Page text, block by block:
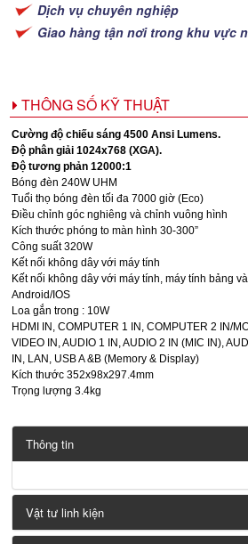
Dịch vụ chuyên nghiệp
Giao hàng tận nơi trong khu vực
THÔNG SỐ KỸ THUẬT
Cường độ chiếu sáng 4500 Ansi Lumens.
Độ phân giải 1024x768 (XGA).
Độ tương phản 12000:1
Bóng đèn 240W UHM
Tuổi thọ bóng đèn tối đa 7000 giờ (Eco)
Điều chỉnh góc nghiêng và chỉnh vuông hình
Kích thước phóng to màn hình 30-300”
Công suất 320W
Kết nối không dây với máy tính
Kết nối không dây với máy tính, máy tính bảng
Android/IOS
Loa gắn trong : 10W
HDMI IN, COMPUTER 1 IN, COMPUTER 2 IN/
VIDEO IN, AUDIO 1 IN, AUDIO 2 IN (MIC IN),
IN, LAN, USB A &B (Memory & Display)
Kích thước 352x98x297.4mm
Trọng lượng 3.4kg
Thông tin
Vật tư linh kiện